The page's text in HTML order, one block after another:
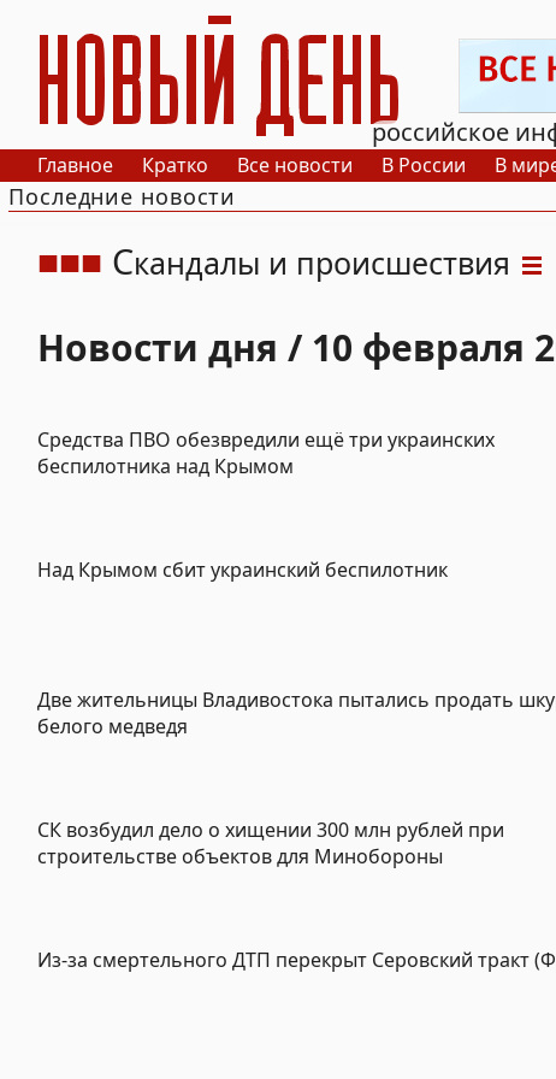
РИА Новый День
российское
Главное Кратко Все новости В России В
Последние новости
Скандалы и происшествия
Новости дня / 10 февраля
Средства ПВО обезвредили ещё три украинских
беспилотника над Крымом
Над Крымом сбит украинский беспилотник
Две жительницы Владивостока пытались продать
белого медведя
СК возбудил дело о хищении 300 млн рублей при
строительстве объектов для Минобороны
Из-за смертельного ДТП перекрыт Серовский тракт